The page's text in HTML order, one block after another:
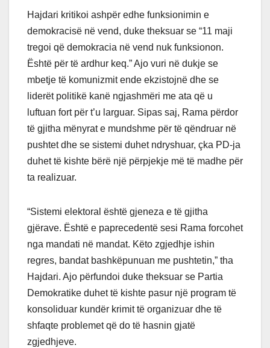
Hajdari kritikoi ashpër edhe funksionimin e
demokracisë në vend, duke theksuar se “11 maji
tregoi që demokracia në vend nuk funksionon.
Është për të ardhur keq.” Ajo vuri në dukje se
mbetje të komunizmit ende ekzistojnë dhe se
liderët politikë kanë ngjashmëri me ata që u
luftuan fort për t’u larguar. Sipas saj, Rama përdor
të gjitha mënyrat e mundshme për të qëndruar në
pushtet dhe se sistemi duhet ndryshuar, çka PD-ja
duhet të kishte bërë një përpjekje më të madhe për
ta realizuar.
“Sistemi elektoral është gjeneza e të gjitha
gjërave. Është e paprecedentë sesi Rama forcohet
nga mandati në mandat. Këto zgjedhje ishin
regres, bandat bashkëpunuan me pushtetin,” tha
Hajdari. Ajo përfundoi duke theksuar se Partia
Demokratike duhet të kishte pasur një program të
konsoliduar kundër krimit të organizuar dhe të
shfaqte problemet që do të hasnin gjatë
zgjedhjeve.